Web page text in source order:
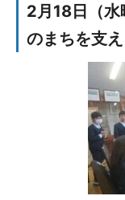
2月18日（
のまちを支